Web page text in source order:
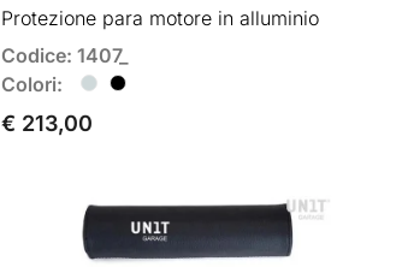
Protezione para motore in alluminio
Codice: 1407_
Colori:
€ 213,00